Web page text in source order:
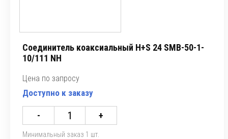
Соединитель коаксиальный H+S 24 SMB-50-1-
10/111 NH
Цена по запросу
Доступно к заказу
- +
Минимальный заказ 1 шт.